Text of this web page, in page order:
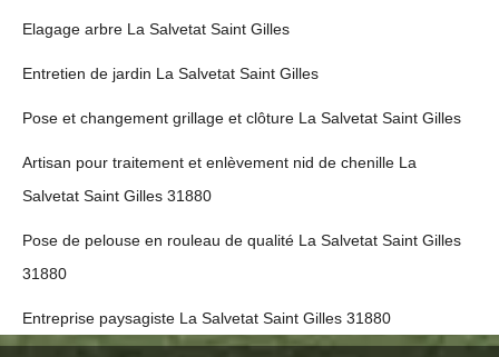
Elagage arbre La Salvetat Saint Gilles
Entretien de jardin La Salvetat Saint Gilles
Pose et changement grillage et clôture La Salvetat Saint Gilles
Artisan pour traitement et enlèvement nid de chenille La
Salvetat Saint Gilles 31880
Pose de pelouse en rouleau de qualité La Salvetat Saint Gilles
31880
Entreprise paysagiste La Salvetat Saint Gilles 31880